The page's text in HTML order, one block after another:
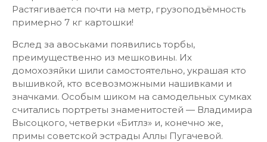
Растягивается почти на метр, грузоподъёмность
примерно 7 кг картошки!
Вслед за авоськами появились торбы,
преимущественно из мешковины. Их
домохозяйки шили самостоятельно, украшая кто
вышивкой, кто всевозможными нашивками и
значками. Особым шиком на самодельных сумках
считались портреты знаменитостей — Владимира
Высоцкого, четверки «Битлз» и, конечно же,
примы советской эстрады Аллы Пугачевой.